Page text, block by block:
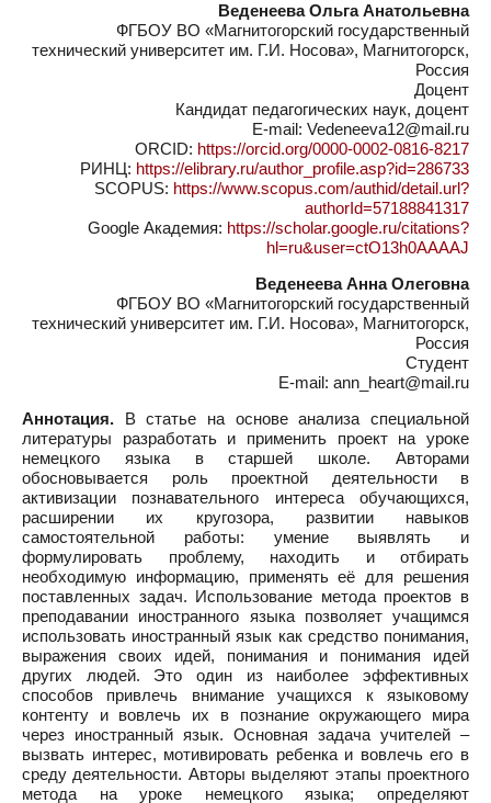
Веденеева Ольга Анатольевна
ФГБОУ ВО «Магнитогорский государственный
технический университет им. Г.И. Носова», Магнитогорск,
Россия
Доцент
Кандидат педагогических наук, доцент
E-mail: Vedeneeva12@mail.ru
ORCID: https://orcid.org/0000-0002-0816-8217
РИНЦ: https://elibrary.ru/author_profile.asp?id=286733
SCOPUS: https://www.scopus.com/authid/detail.url?
authorId=57188841317
Google Академия: https://scholar.google.ru/citations?
hl=ru&user=ctO13h0AAAAJ
Веденеева Анна Олеговна
ФГБОУ ВО «Магнитогорский государственный
технический университет им. Г.И. Носова», Магнитогорск,
Россия
Студент
E-mail: ann_heart@mail.ru
Аннотация. В статье на основе анализа специальной
литературы разработать и применить проект на уроке
немецкого языка в старшей школе. Авторами
обосновывается роль проектной деятельности в
активизации познавательного интереса обучающихся,
расширении их кругозора, развитии навыков
самостоятельной работы: умение выявлять и
формулировать проблему, находить и отбирать
необходимую информацию, применять её для решения
поставленных задач. Использование метода проектов в
преподавании иностранного языка позволяет учащимся
использовать иностранный язык как средство понимания,
выражения своих идей, понимания и понимания идей
других людей. Это один из наиболее эффективных
способов привлечь внимание учащихся к языковому
контенту и вовлечь их в познание окружающего мира
через иностранный язык. Основная задача учителей –
вызвать интерес, мотивировать ребенка и вовлечь его в
среду деятельности. Авторы выделяют этапы проектного
метода на уроке немецкого языка; определяют